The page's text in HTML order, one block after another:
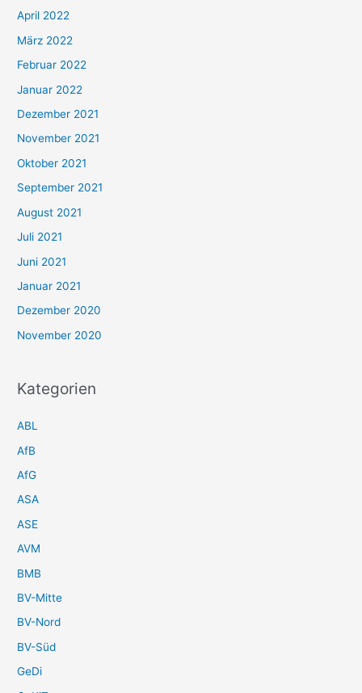
April 2022
März 2022
Februar 2022
Januar 2022
Dezember 2021
November 2021
Oktober 2021
September 2021
August 2021
Juli 2021
Juni 2021
Januar 2021
Dezember 2020
November 2020
Kategorien
ABL
AfB
AfG
ASA
ASE
AVM
BMB
BV-Mitte
BV-Nord
BV-Süd
GeDi